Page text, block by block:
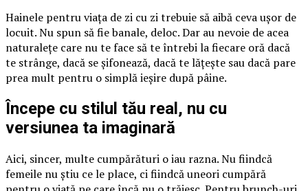
Hainele pentru viața de zi cu zi trebuie să aibă ceva ușor de
locuit. Nu spun să fie banale, deloc. Dar au nevoie de acea
naturalețe care nu te face să te întrebi la fiecare oră dacă
te strânge, dacă se șifonează, dacă te lățește sau dacă pare
prea mult pentru o simplă ieșire după pâine.
Începe cu stilul tău real, nu cu
versiunea ta imaginară
Aici, sincer, multe cumpărături o iau razna. Nu fiindcă
femeile nu știu ce le place, ci fiindcă uneori cumpără